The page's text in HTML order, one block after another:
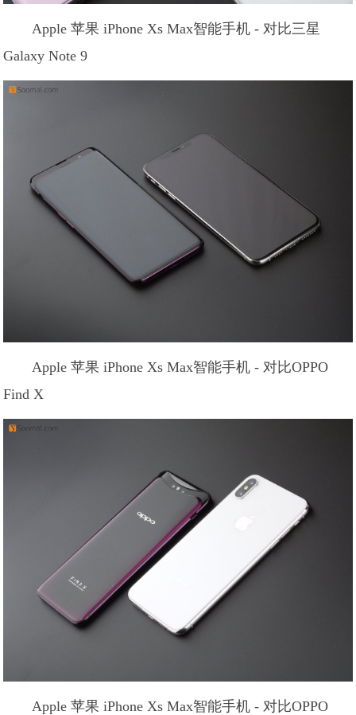
Apple 苹果 iPhone Xs Max智能手机 - 对比三星
Galaxy Note 9
Apple 苹果 iPhone Xs Max智能手机 - 对比OPPO
Find X
Apple 苹果 iPhone Xs Max智能手机 - 对比OPPO